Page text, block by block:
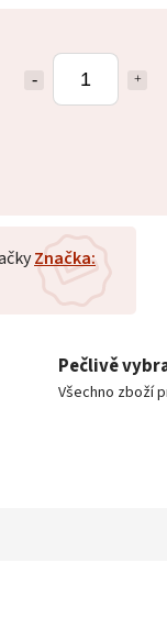
Značka:
Pečlivě
Všechno zboží